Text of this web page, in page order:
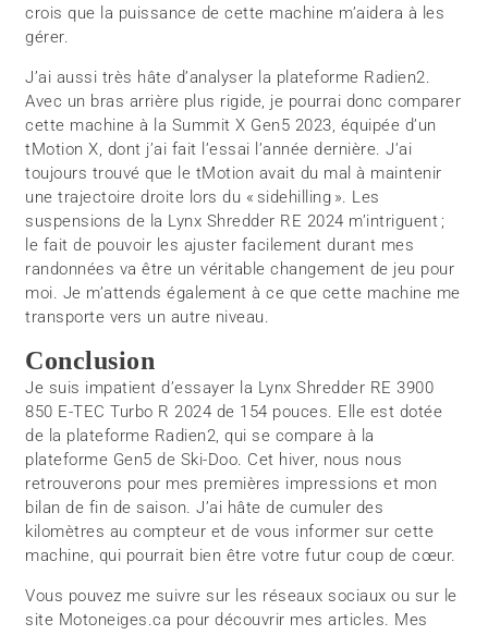
crois que la puissance de cette machine m’aidera à les
gérer.
J’ai aussi très hâte d’analyser la plateforme Radien2.
Avec un bras arrière plus rigide, je pourrai donc comparer
cette machine à la Summit X Gen5 2023, équipée d’un
tMotion X, dont j’ai fait l’essai l’année dernière. J’ai
toujours trouvé que le tMotion avait du mal à maintenir
une trajectoire droite lors du « sidehilling ». Les
suspensions de la Lynx Shredder RE 2024 m’intriguent ;
le fait de pouvoir les ajuster facilement durant mes
randonnées va être un véritable changement de jeu pour
moi. Je m’attends également à ce que cette machine me
transporte vers un autre niveau.
Conclusion
Je suis impatient d’essayer la Lynx Shredder RE 3900
850 E-TEC Turbo R 2024 de 154 pouces. Elle est dotée
de la plateforme Radien2, qui se compare à la
plateforme Gen5 de Ski-Doo. Cet hiver, nous nous
retrouverons pour mes premières impressions et mon
bilan de fin de saison. J’ai hâte de cumuler des
kilomètres au compteur et de vous informer sur cette
machine, qui pourrait bien être votre futur coup de cœur.
Vous pouvez me suivre sur les réseaux sociaux ou sur le
site Motoneiges.ca pour découvrir mes articles. Mes